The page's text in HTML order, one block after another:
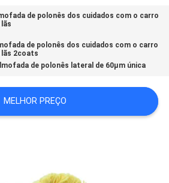
de polonês dos cuidados com o carro
lãs
de polonês dos cuidados com o carro
lãs 2coats
de polonês lateral de 60μm única
MELHOR PREÇO